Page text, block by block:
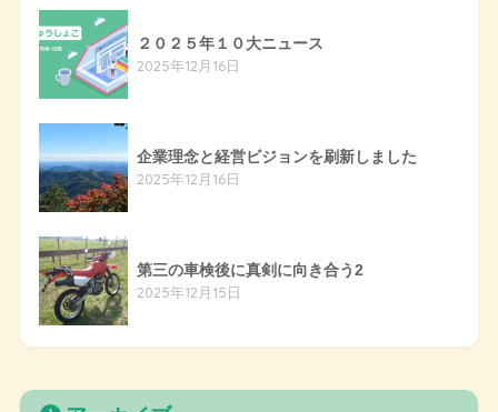
２０２５年１０大ニュース
2025年12月16日
企業理念と経営ビジョンを刷新しました
2025年12月16日
第三の車検後に真剣に向き合う2
2025年12月15日